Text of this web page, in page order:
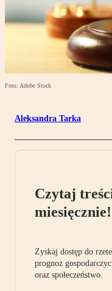
Foto: Adobe Stock
Aleksandra Tarka
Czytaj
miesięcznie!
Zyskaj dostęp do
prognoz
oraz społeczeństwo.